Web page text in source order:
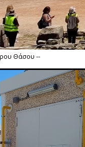
Θάσου --
Θάσου --